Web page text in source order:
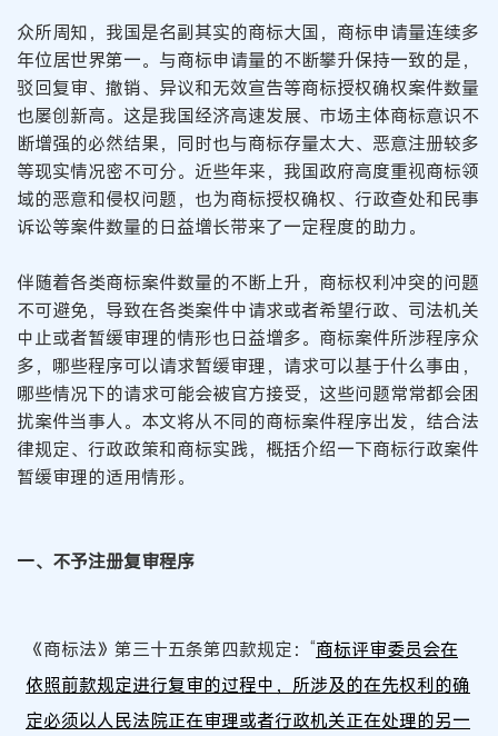
众所周知，我国是名副其实的商标大国，商标申请量连续多
年位居世界第一。与商标申请量的不断攀升保持一致的是，
驳回复审、撤销、异议和无效宣告等商标授权确权案件数量
也屡创新高。这是我国经济高速发展、市场主体商标意识不
断增强的必然结果，同时也与商标存量太大、恶意注册较多
等现实情况密不可分。近些年来，我国政府高度重视商标领
域的恶意和侵权问题，也为商标授权确权、行政查处和民事
诉讼等案件数量的日益增长带来了一定程度的助力。
伴随着各类商标案件数量的不断上升，商标权利冲突的问题
不可避免，导致在各类案件中请求或者希望行政、司法机关
中止或者暂缓审理的情形也日益增多。商标案件所涉程序众
多，哪些程序可以请求暂缓审理，请求可以基于什么事由，
哪些情况下的请求可能会被官方接受，这些问题常常都会困
扰案件当事人。本文将从不同的商标案件程序出发，结合法
律规定、行政政策和商标实践，概括介绍一下商标行政案件
暂缓审理的适用情形。
一、不予注册复审程序
《商标法》第三十五条第四款规定：“商标评审委员会在
依照前款规定进行复审的过程中，所涉及的在先权利的确
定必须以人民法院正在审理或者行政机关正在处理的另一